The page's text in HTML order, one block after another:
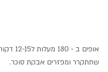
אופים ב -
שתתקרר ומפזרים אבקת סוכר.